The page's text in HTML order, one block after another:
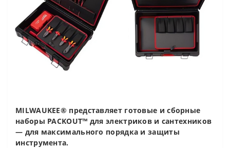
MILWAUKEE® представляет готовые и сборные
наборы PACKOUT™ для электриков и сантехников
— для максимального порядка и защиты
инструмента.